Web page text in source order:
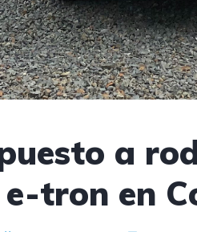
a
tron en